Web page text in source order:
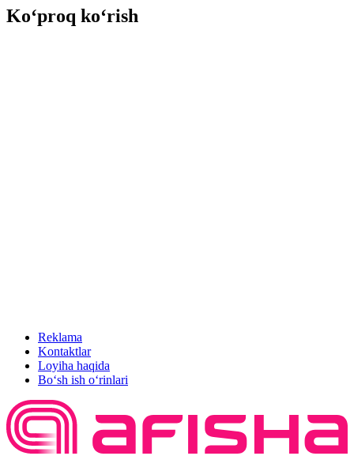
Ko‘proq ko‘rish
Reklama
Kontaktlar
Loyiha haqida
Bo‘sh ish o‘rinlari